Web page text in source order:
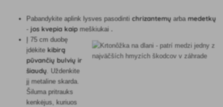
Pabandykite aplink lysves pasodintichrizantemųarbamedetkų
-jos kvepia kaipmeškiukai .
Į 75 cm duobę
įdėkite kibirą
pūvančių bulvių ir
šiaudų . Uždenkite
jį metaline skarda.
Šiluma pritrauks
kenkėjus, kuriuos